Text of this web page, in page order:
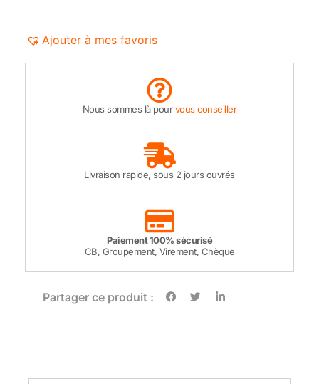
Ajouter à mes favoris
Nous sommes là pourvous conseiller
Livraison rapide, sous 2 jours ouvrés
Paiement 100% sécurisé
CB, Groupement, Virement, Chèque
Partager ce produit :